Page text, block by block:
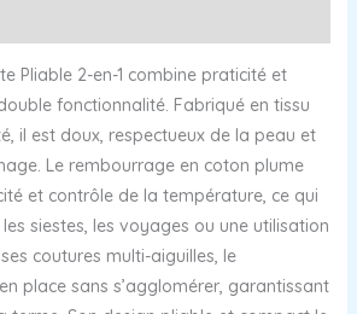
Pliable 2-en-1 combine praticité et
fonctionnalité. Fabriqué en tissu
il est doux, respectueux de la peau et
Le rembourrage en coton plume
et contrôle de la température, ce qui
siestes, les voyages ou une utilisation
coutures multi-aiguilles, le
place sans s’agglomérer, garantissant